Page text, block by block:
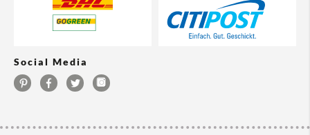
Social Media